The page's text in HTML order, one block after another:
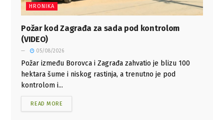
HRONIKA
Požar kod Zagrađa za sada pod kontrolom
(VIDEO)
05/08/2026
Požar između Borovca i Zagrađa zahvatio je blizu 100
hektara šume i niskog rastinja, a trenutno je pod
kontrolom i...
READ MORE